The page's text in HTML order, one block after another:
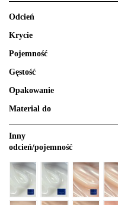
Odcień
Krycie
Pojemność
Gęstość
Opakowanie
Material do
Inny
odcień/pojemność